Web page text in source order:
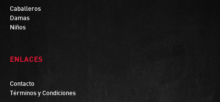
Caballeros
Damas
Niños
ENLACES
Contacto
Términos y Condiciones